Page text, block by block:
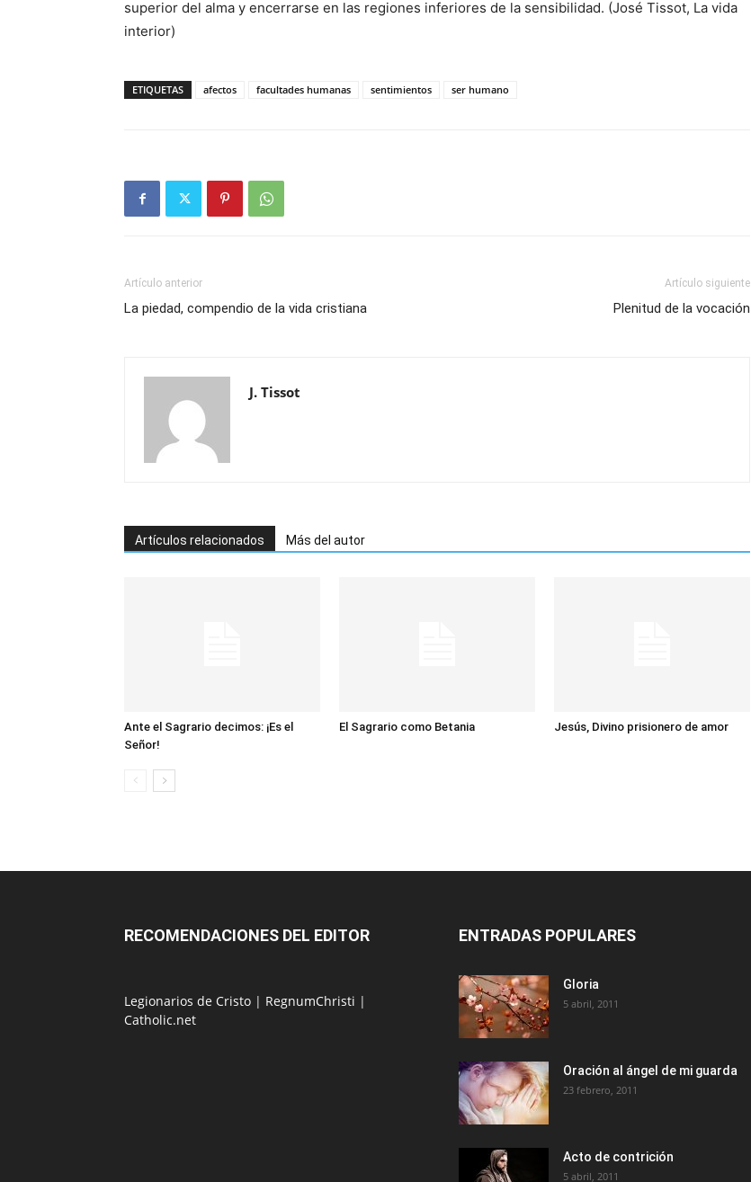
superior del alma y encerrarse en las regiones inferiores de la sensibilidad. (José Tissot, La vida
interior)
ETIQUETAS afectos facultades humanas sentimientos ser humano
Artículo anterior
La piedad, compendio de la vida cristiana
Artículo siguiente
Plenitud de la vocación
J. Tissot
Artículos relacionados Más del autor
Ante el Sagrario decimos: ¡Es el
Señor!
El Sagrario como Betania Jesús, Divino prisionero de amor
RECOMENDACIONES DEL EDITOR
Legionarios de Cristo | RegnumChristi |
Catholic.net
ENTRADAS POPULARES
Gloria
5 abril, 2011
Oración al ángel de mi guarda
23 febrero, 2011
Acto de contrición
5 abril, 2011